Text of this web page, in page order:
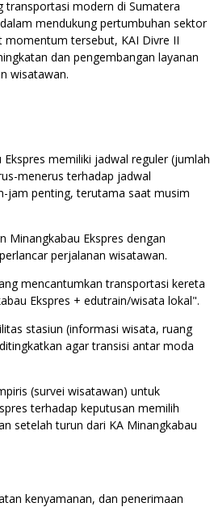
transportasi modern di Sumatera
mendukung pertumbuhan sektor
momentum tersebut, KAI Divre II
dan pengembangan layanan
wisatawan.
memiliki jadwal reguler (jumlah
menerus terhadap jadwal
jam penting, terutama saat musim
Minangkabau Ekspres dengan
perjalanan wisatawan.
mencantumkan transportasi kereta
Ekspres + edutrain/wisata lokal".
stasiun (informasi wisata, ruang
agar transisi antar moda
(survei wisatawan) untuk
terhadap keputusan memilih
setelah turun dari KA Minangkabau
kenyamanan, dan penerimaan